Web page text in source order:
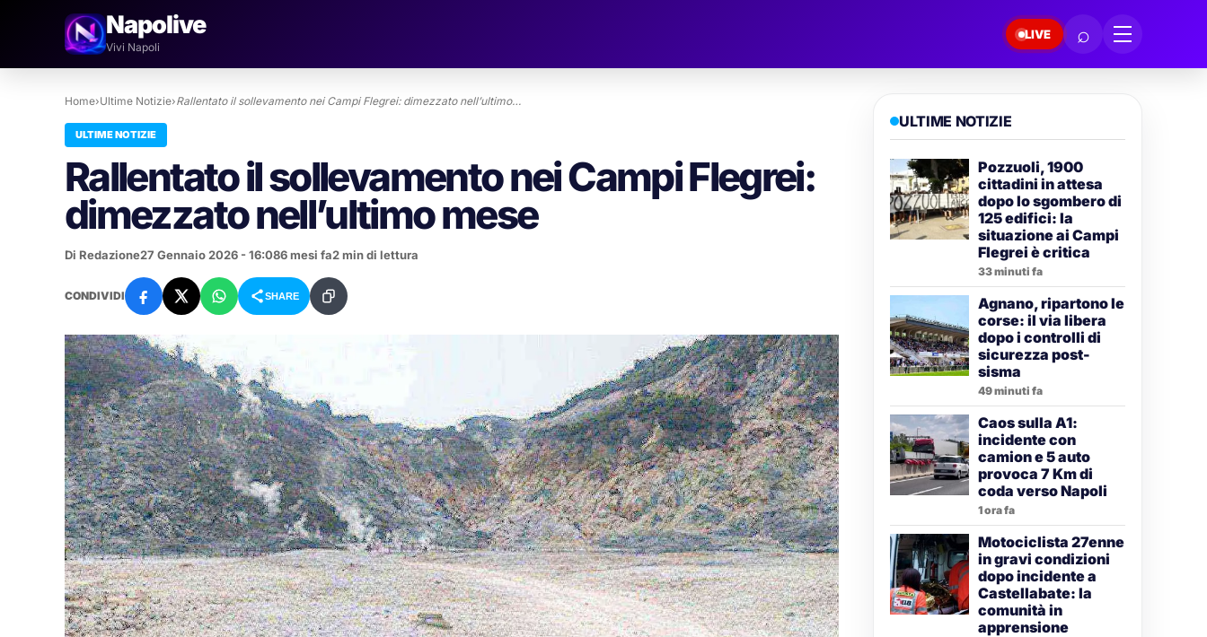
Napolive
Vivi Napoli
LIVE ⌕
Home›Ultime Notizie›Rallentato il sollevamento nei Campi Flegrei: dimezzato nell’ultimo…
ULTIME NOTIZIE
Rallentato il sollevamento nei Campi Flegrei:
dimezzato nell’ultimo mese
Di Redazione27 Gennaio 2026 - 16:086 mesi fa2 min di lettura
CONDIVIDI SHARE
ULTIME NOTIZIE
Pozzuoli, 1900
cittadini in attesa
dopo lo sgombero di
125 edifici: la
situazione ai Campi
Flegrei è critica
33 minuti fa
Agnano, ripartono le
corse: il via libera
dopo i controlli di
sicurezza post-
sisma
49 minuti fa
Caos sulla A1:
incidente con
camion e 5 auto
provoca 7 Km di
coda verso Napoli
1 ora fa
Motociclista 27enne
in gravi condizioni
dopo incidente a
Castellabate: la
comunità in
apprensione